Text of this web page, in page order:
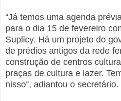
“Já temos uma agenda
para o dia 15 de fevereiro
Suplicy. Há um projeto do
de prédios antigos da rede
construção de centros
praças de cultura e lazer.
nisso”, adiantou o secretário.